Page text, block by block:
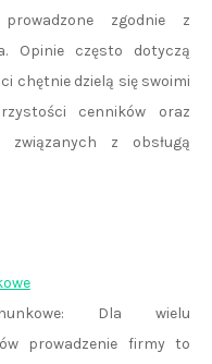
zgodnie z
Opinie często dotyczą
chętnie dzielą się swoimi
cenników oraz
z obsługą
Dla wielu
prowadzenie firmy to